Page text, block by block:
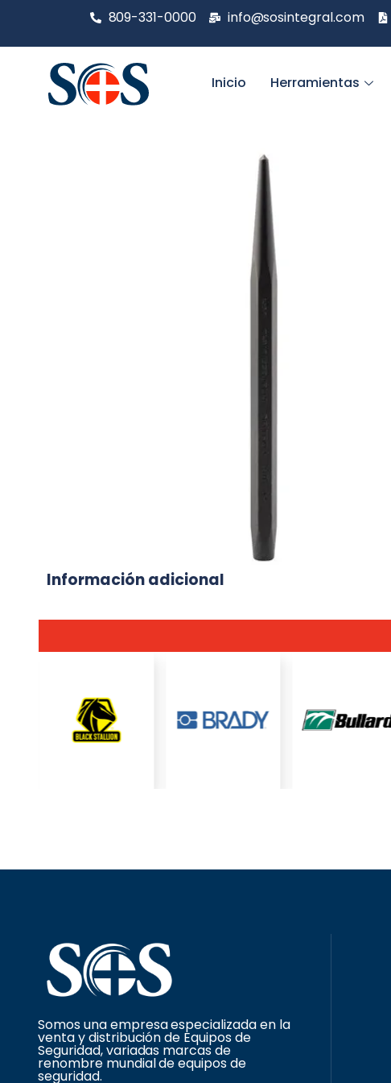
809-331-0000 info@sosintegral.com
Inicio Herramientas
Información adicional
Somos una empresa especializada en la
venta y distribución de Equipos de
Seguridad, variadas marcas de
renombre mundial de equipos de
seguridad.